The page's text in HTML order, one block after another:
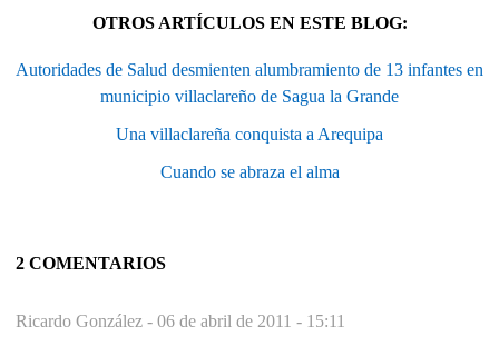
OTROS ARTÍCULOS EN ESTE BLOG:
Autoridades de Salud desmienten alumbramiento de 13 infantes en
municipio villaclareño de Sagua la Grande
Una villaclareña conquista a Arequipa
Cuando se abraza el alma
2 COMENTARIOS
Ricardo González - 06 de abril de 2011 - 15:11